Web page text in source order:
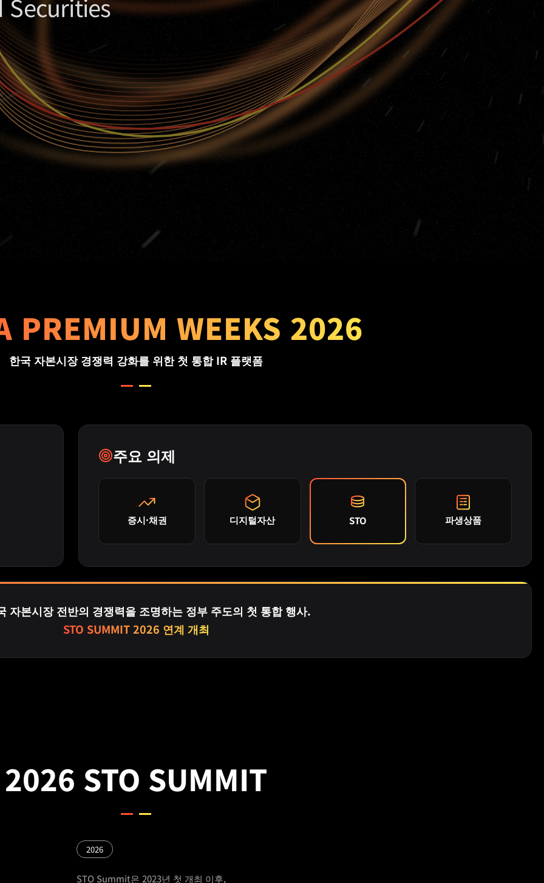
Securities
PREMIUM WEEKS 2026
한국 자본시장 경쟁력 강화를 위한 첫 통합 IR 플랫폼
주요 의제
증시·채권 디지털자산 STO 파생상품
자본시장 전반의 경쟁력을 조명하는 정부 주도의 첫 통합 행사.
STO SUMMIT 2026 연계 개최
2026 STO SUMMIT
2026
STO Summit은 2023년 첫 개최 이후,